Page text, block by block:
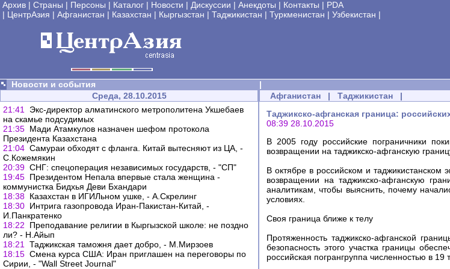
Архив | Страны | Персоны | Каталог | Новости | Дискуссии | Анекдоты | Контакты | PDA
| ЦентрАзия | Афганистан | Казахстан | Кыргызстан | Таджикистан | Туркменистан | Узбекистан |
Новости и события
|
Среда, 28.10.2015
21:41
Экс-директор алматинского метрополитена Укшебаев
на скамье подсудимых
21:35 Мади Атамкулов назначен шефом протокола
Президента Казахстана
21:04 Самураи обходят с фланга. Китай вытесняют из ЦА, -
С.Кожемякин
20:39 СНГ: спецоперация независимых государств, - "СП"
19:45 Президентом Непала впервые стала женщина -
коммунистка Бидхья Деви Бхандари
18:38 Казахстан в ИГИЛьном ушке, - А.Скрелинг
18:30 Интрига газопровода Иран-Пакистан-Китай, -
И.Панкратенко
18:22
Преподавание религии в Кыргызской школе: не поздно
ли? - Н.Айып
18:21
Таджикская таможня дает добро, - М.Мирзоев
18:15 Смена курса США: Иран приглашен на переговоры по
Сирии, - "Wall Street Journal"
Афганистан | Таджикистан |
Таджикско-афганская граница:
08:39 28.10.2015
В 2005 году российские пограничники
возвращении на таджикско-афганскую
В октябре в российском и таджикистанском
возвращении на таджикско-афганскую
аналитикам, чтобы выяснить, почему
условиях.
Своя граница ближе к телу
Протяженность таджикско-афганской
безопасность этого участка границы
российская погрангруппа численностью в